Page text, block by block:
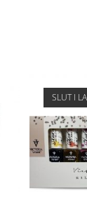
SLUT I